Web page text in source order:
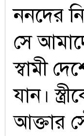
ননদের
সে
স্বামী
যান।
আক্তার